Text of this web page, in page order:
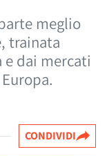
meglio
trainata
dai mercati
CONDIVIDI